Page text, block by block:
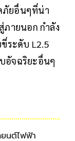
ภัยอื่นๆที่น่า
ภายนอก กำลัง
ระดับ L2.5
อัจฉริยะอื่นๆ
นต์ไฟฟ้า